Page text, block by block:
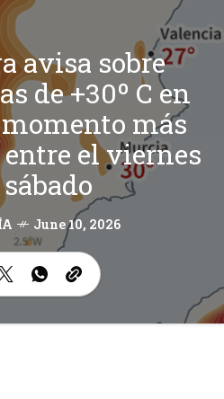
avisa sobre
de +30º C en
más
el viernes
June 10, 2026